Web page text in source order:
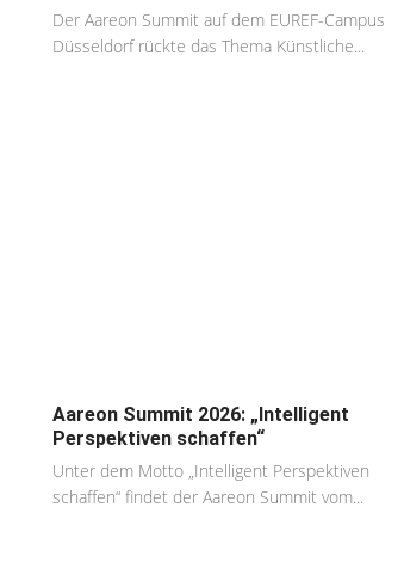
Der Aareon Summit auf dem EUREF-Campus
Düsseldorf rückte das Thema Künstliche...
Aareon Summit 2026: „Intelligent
Perspektiven schaffen“
Unter dem Motto „Intelligent Perspektiven
schaffen“ findet der Aareon Summit vom...